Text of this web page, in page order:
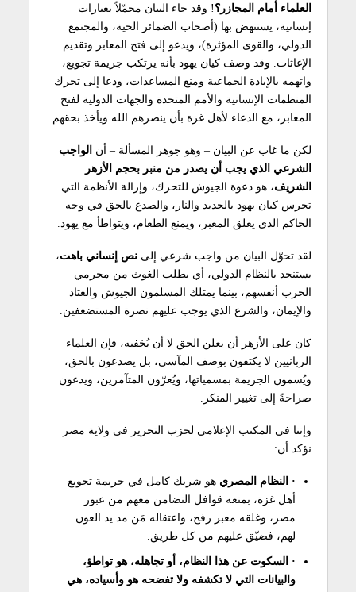
العلماء أمام المجازر؟! وقد جاء البيان محمّلاً بعبارات
إنسانية، يستنهض بها (أصحاب الضمائر الحية، والمجتمع
الدولي، والقوى المؤثرة)، ويدعو إلى فتح المعابر وتقديم
الإغاثات. وقد وصف كيان يهود بأنه يرتكب جريمة تجويع،
واتهمه بالإبادة الجماعية ومنع المساعدات، ودعا إلى تحرك
المنظمات الإنسانية والأمم المتحدة والجهات الدولية لفتح
المعابر، مع الدعاء لأهل غزة بأن ينصرهم الله ويأخذ بحقهم.
لكن ما غاب عن البيان – وهو جوهر المسألة – أن الواجب
الشرعي الذي يجب أن يصدر من منبر بحجم الأزهر
الشريف، هو دعوة الجيوش للتحرك، وإزالة الأنظمة التي
تحرس كيان يهود بالحديد والنار، والصدع بالحق في وجه
الحاكم الذي يغلق المعبر، ويمنع الطعام، ويتواطأ مع يهود.
لقد تحوّل البيان من واجب شرعي إلىنص إنساني باهت،
يستنجد بالنظام الدولي، أي يطلب الغوث من مجرمي
الحرب أنفسهم، بينما يمتلك المسلمون الجيوش والعتاد
والإيمان، والشرع الذي يوجب عليهم نصرة المستضعفين.
كان على الأزهر أن يعلن الحق لا أن يُخفيه، فإن العلماء
الربانيين لا يكتفون بوصف المآسي، بل يصدعون بالحق،
ويُسمون الجريمة بمسمياتها، ويُعرّون المتآمرين، ويدعون
صراحةً إلى تغيير المنكر.
وإننا في المكتب الإعلامي لحزب التحرير في ولاية مصر
نؤكد أن:
· النظام المصري هو شريك كامل في جريمة تجويع
أهل غزة، بمنعه قوافل التضامن معهم من عبور
مصر، وغلقه معبر رفح، واعتقاله مَن مد يد العون
لهم، فضيّق عليهم من كل طريق.
· السكوت عن هذا النظام، أو تجاهله، هو تواطؤ،
والبيانات التي لا تكشفه ولا تفضحه هو وأسياده، هي